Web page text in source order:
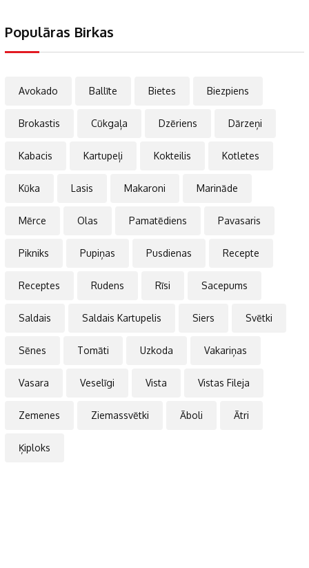
Populāras Birkas
Avokado Ballīte Bietes Biezpiens
Brokastis Cūkgaļa Dzēriens Dārzeņi
Kabacis Kartupeļi Kokteilis Kotletes
Kūka Lasis Makaroni Marināde
Mērce Olas Pamatēdiens Pavasaris
Pikniks Pupiņas Pusdienas Recepte
Receptes Rudens Rīsi Sacepums
Saldais Saldais Kartupelis Siers Svētki
Sēnes Tomāti Uzkoda Vakariņas
Vasara Veselīgi Vista Vistas Fileja
Zemenes Ziemassvētki Āboli Ātri
Ķiploks